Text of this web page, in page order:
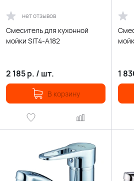
нет отзывов
Смеситель для кухонной
мойки SIT4-A182
2 185р. / шт.
В корзину
1